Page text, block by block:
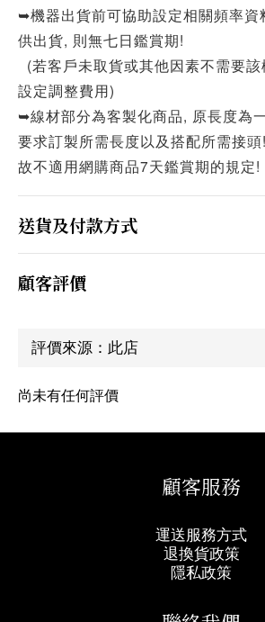
➥機器出貨前可協助設定相關頻率資
供出貨, 則無七日鑑賞期!
(若客戶未取貨或其他因素不需要
設定調整費用)
➥線材部分為客製化商品, 原長度為
要求訂製所需長度以及搭配所需接頭!
故不適用網購商品7天鑑賞期的規定!
送貨及付款方式
顧客評價
尚未有任何評價
顧客服務
運送服務方式
退換貨政策
隱私政策